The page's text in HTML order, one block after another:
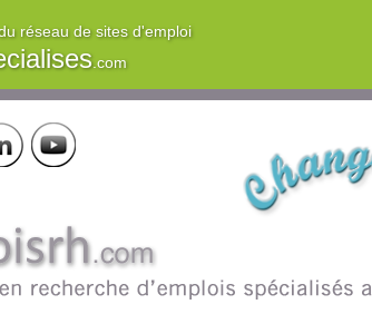
réseau de sites d'emploi
.com